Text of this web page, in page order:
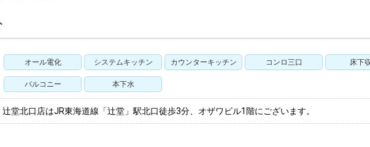
オール電化 システムキッチン カウンターキッチン コンロ三口 床下
バルコニー 本下水
辻堂北口店はJR東海道線「辻堂」駅北口徒歩3分、オザワビル1階にございます。